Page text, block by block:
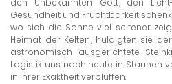
den Unbekannten Gott, den
Gesundheit und Fruchtbarkeit
wo sich die Sonne viel seltener
Heimat der Kelten, huldigten sie
astronomisch ausgerichtete
Logistik uns noch heute in Staunen
in ihrer Exaktheit verblüffen.